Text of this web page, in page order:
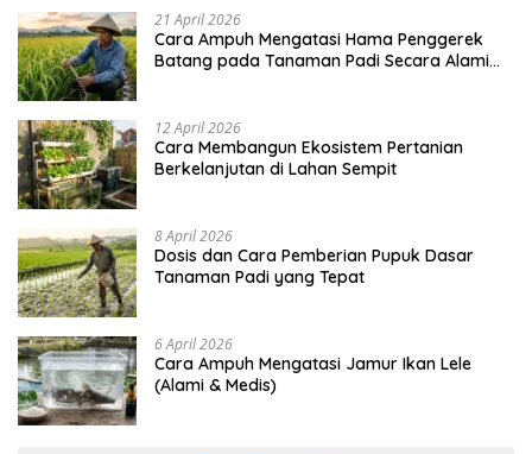
21 April 2026
Cara Ampuh Mengatasi Hama Penggerek
Batang pada Tanaman Padi Secara Alami
12 April 2026
Cara Membangun Ekosistem Pertanian
Berkelanjutan di Lahan Sempit
8 April 2026
Dosis dan Cara Pemberian Pupuk Dasar
Tanaman Padi yang Tepat
6 April 2026
Cara Ampuh Mengatasi Jamur Ikan Lele
(Alami & Medis)